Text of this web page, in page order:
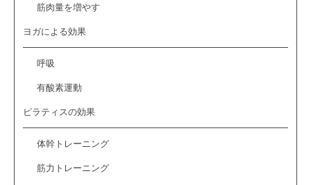
筋肉量を増やす
ヨガによる効果
呼吸
有酸素運動
ピラティスの効果
体幹トレーニング
筋力トレーニング